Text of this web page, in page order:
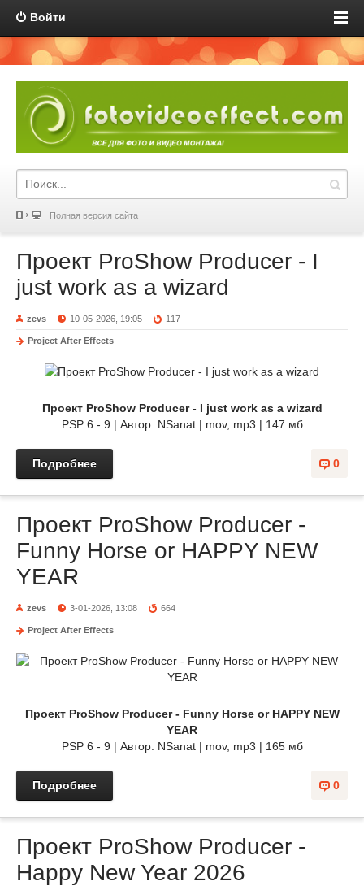
Войти
Полная версия сайта
Проект ProShow Producer - I
just work as a wizard
zevs 10-05-2026, 19:05 117
Project After Effects
Проект ProShow Producer - I just work as a wizard
PSP 6 - 9 | Автор: NSanat | mov, mp3 | 147 мб
0
Подробнее
Проект ProShow Producer -
Funny Horse or HAPPY NEW
YEAR
zevs 3-01-2026, 13:08 664
Project After Effects
Проект ProShow Producer - Funny Horse or HAPPY NEW
YEAR
PSP 6 - 9 | Автор: NSanat | mov, mp3 | 165 мб
0
Подробнее
Проект ProShow Producer -
Happy New Year 2026